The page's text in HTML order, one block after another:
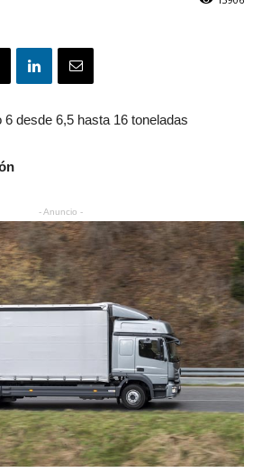
desde 6,5 hasta 16 toneladas
- Anuncio -